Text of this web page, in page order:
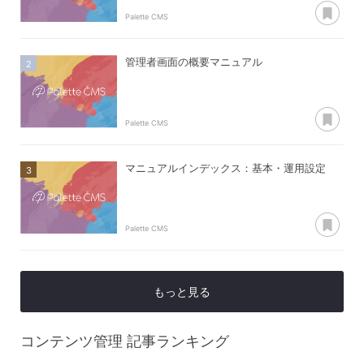
Palette CMS
管理者画面の概要マニュアル
Palette CMS
マニュアルインデックス：基本・運用設定
Palette CMS
もっと見る
コンテンツ管理 記事ランキング